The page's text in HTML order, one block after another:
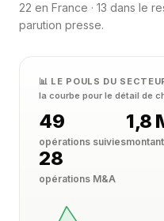
22 en France · 13 dans le
parution presse.
📊 LE POULS DU
la courbe pour le détail de
49
opérations suivies
1,8
28
opérations M&A